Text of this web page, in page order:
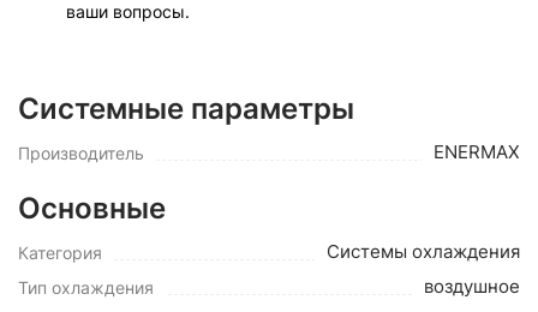
ваши вопросы.
Системные параметры
Производитель ENERMAX
Основные
Категория Системы охлаждения
Тип охлаждения воздушное